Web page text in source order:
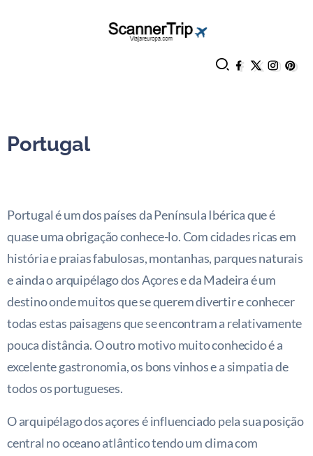
Portugal
Portugal é um dos países da Península Ibérica que é
quase uma obrigação conhece-lo. Com cidades ricas em
história e praias fabulosas, montanhas, parques naturais
e ainda o arquipélago dos Açores e da Madeira é um
destino onde muitos que se querem divertir e conhecer
todas estas paisagens que se encontram a relativamente
pouca distância. O outro motivo muito conhecido é a
excelente gastronomia, os bons vinhos e a simpatia de
todos os portugueses.
O arquipélago dos açores é influenciado pela sua posição
central no oceano atlântico tendo um clima com